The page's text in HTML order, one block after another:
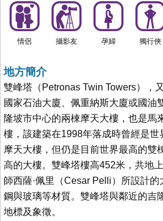
情侶 攝影友 孕婦 獨行俠
地方簡介
雙峰塔（Petronas Twin Towers），
國家石油大廈、佩重納斯大廈或國油
隆坡市中心的兩棟摩天大樓，也是馬
樓，該建築在1998年落成時曾經是
摩天大樓，但仍是目前世界最高的雙
高的大樓。雙峰塔樓高452米，共地
師西薩·佩里（Cesar Pelli）所設計
鋼與玻璃等材質。雙峰塔與鄰近的吉
地標及象徵。